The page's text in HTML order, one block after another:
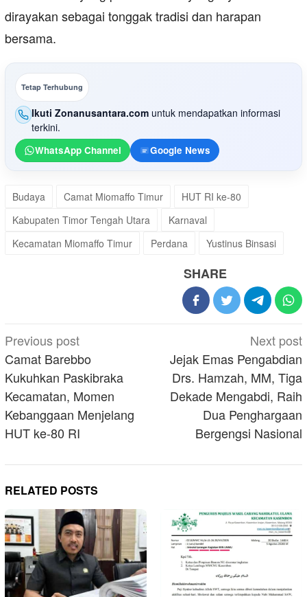
dirayakan sebagai tonggak tradisi dan harapan
bersama.
Tetap Terhubung
Ikuti Zonanusantara.com untuk mendapatkan informasi
terkini.
WhatsApp Channel Google News
Budaya Camat Miomaffo Timur
HUT RI ke-80
Kabupaten Timor Tengah Utara
Karnaval
Kecamatan Miomaffo Timur
Perdana Yustinus Binsasi
SHARE
Post
navigation
Previous post
Camat Barebbo
Kukuhkan Paskibraka
Kecamatan, Momen
Kebanggaan Menjelang
HUT ke-80 RI
Next post
Jejak Emas Pengabdian
Drs. Hamzah, MM, Tiga
Dekade Mengabdi, Raih
Dua Penghargaan
Bergengsi Nasional
RELATED POSTS